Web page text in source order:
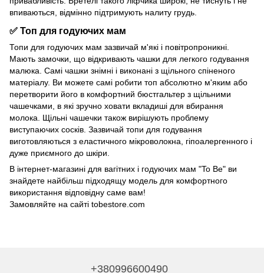
впиваються, відмінно підтримують налиту грудь.
✅ Топ для годуючих мам
Топи для годуючих мам зазвичай м'які і повітропроникні.
Мають замочки, що відкривають чашки для легкого годування
малюка. Самі чашки знімні і виконані з щільного спіненого
матеріалу. Ви можете самі робити топ абсолютно м'яким або
перетворити його в комфортний бюстгальтер з щільними
чашечками, в які зручно ховати вкладиші для вбирання
молока. Щільні чашечки також вирішують проблему
виступаючих сосків. Зазвичай топи для годування
виготовляються з еластичного мікроволокна, гіпоалергенного і
дуже приємного до шкіри.
В інтернет-магазині для вагітних і годуючих мам "To Be" ви
знайдете найбільш підходящу модель для комфортного
використання відповідну саме вам!
Замовляйте на сайті tobestore.com
+380996600490